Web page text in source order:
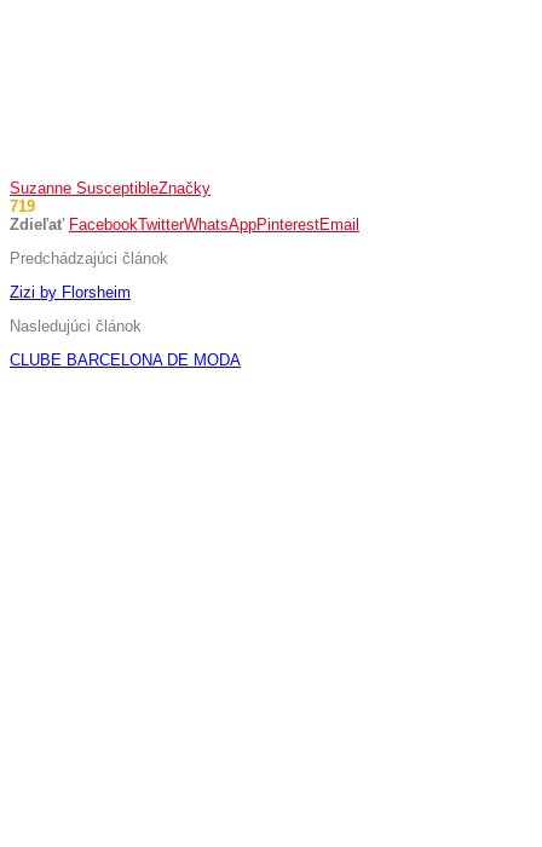
Suzanne SusceptibleZnačky
719
Zdieľať FacebookTwitterWhatsAppPinterestEmail
Predchádzajúci článok
Zizi by Florsheim
Nasledujúci článok
CLUBE BARCELONA DE MODA